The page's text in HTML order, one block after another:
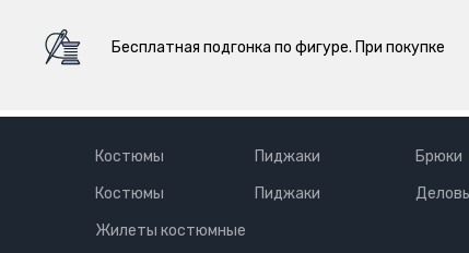
Бесплатная подгонка по фигуре. При покупке
Костюмы
Костюмы
Жилеты костюмные
Пиджаки
Пиджаки
Брюки